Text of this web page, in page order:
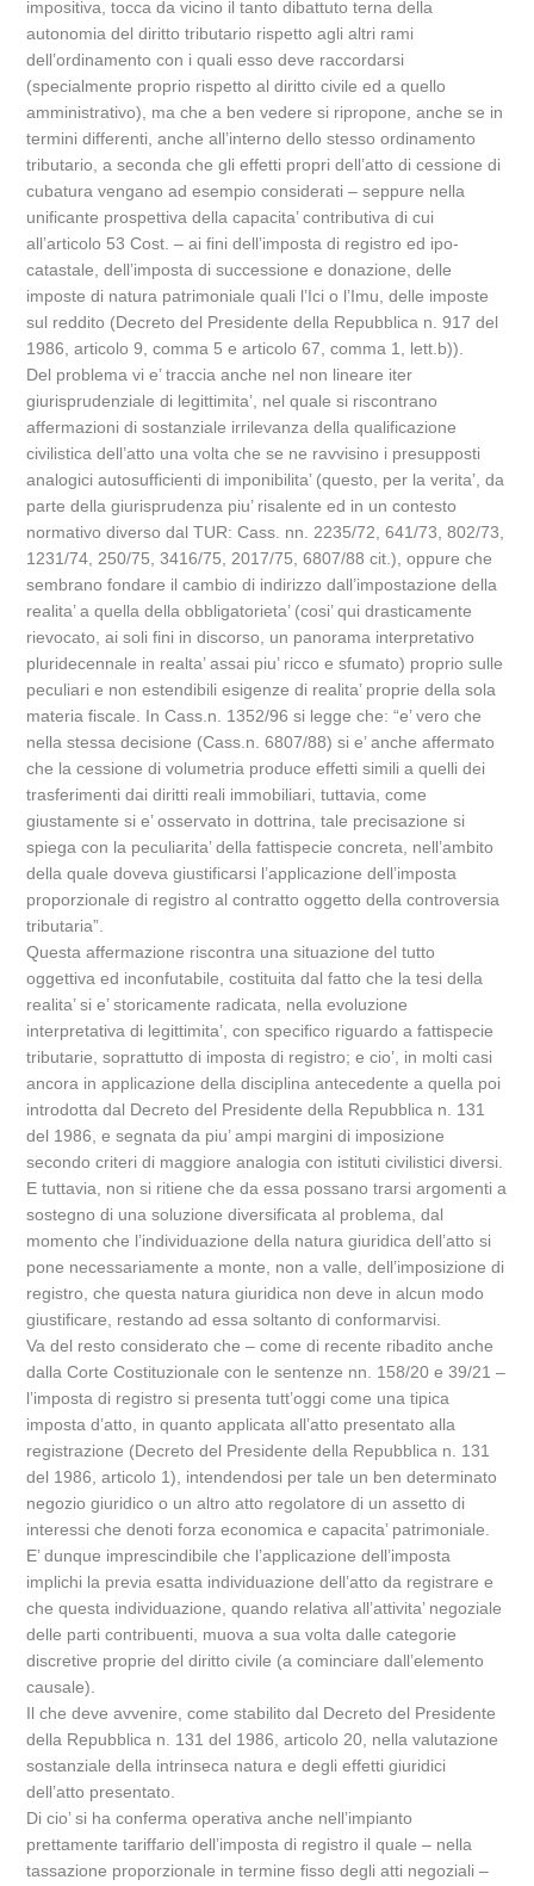
impositiva, tocca da vicino il tanto dibattuto terna della
autonomia del diritto tributario rispetto agli altri rami
dell’ordinamento con i quali esso deve raccordarsi
(specialmente proprio rispetto al diritto civile ed a quello
amministrativo), ma che a ben vedere si ripropone, anche se in
termini differenti, anche all’interno dello stesso ordinamento
tributario, a seconda che gli effetti propri dell’atto di cessione di
cubatura vengano ad esempio considerati – seppure nella
unificante prospettiva della capacita’ contributiva di cui
all’articolo 53 Cost. – ai fini dell’imposta di registro ed ipo-
catastale, dell’imposta di successione e donazione, delle
imposte di natura patrimoniale quali l’Ici o l’Imu, delle imposte
sul reddito (Decreto del Presidente della Repubblica n. 917 del
1986, articolo 9, comma 5 e articolo 67, comma 1, lett.b)).
Del problema vi e’ traccia anche nel non lineare iter
giurisprudenziale di legittimita’, nel quale si riscontrano
affermazioni di sostanziale irrilevanza della qualificazione
civilistica dell’atto una volta che se ne ravvisino i presupposti
analogici autosufficienti di imponibilita’ (questo, per la verita’, da
parte della giurisprudenza piu’ risalente ed in un contesto
normativo diverso dal TUR: Cass. nn. 2235/72, 641/73, 802/73,
1231/74, 250/75, 3416/75, 2017/75, 6807/88 cit.), oppure che
sembrano fondare il cambio di indirizzo dall’impostazione della
realita’ a quella della obbligatorieta’ (cosi’ qui drasticamente
rievocato, ai soli fini in discorso, un panorama interpretativo
pluridecennale in realta’ assai piu’ ricco e sfumato) proprio sulle
peculiari e non estendibili esigenze di realita’ proprie della sola
materia fiscale. In Cass.n. 1352/96 si legge che: “e’ vero che
nella stessa decisione (Cass.n. 6807/88) si e’ anche affermato
che la cessione di volumetria produce effetti simili a quelli dei
trasferimenti dai diritti reali immobiliari, tuttavia, come
giustamente si e’ osservato in dottrina, tale precisazione si
spiega con la peculiarita’ della fattispecie concreta, nell’ambito
della quale doveva giustificarsi l’applicazione dell’imposta
proporzionale di registro al contratto oggetto della controversia
tributaria”.
Questa affermazione riscontra una situazione del tutto
oggettiva ed inconfutabile, costituita dal fatto che la tesi della
realita’ si e’ storicamente radicata, nella evoluzione
interpretativa di legittimita’, con specifico riguardo a fattispecie
tributarie, soprattutto di imposta di registro; e cio’, in molti casi
ancora in applicazione della disciplina antecedente a quella poi
introdotta dal Decreto del Presidente della Repubblica n. 131
del 1986, e segnata da piu’ ampi margini di imposizione
secondo criteri di maggiore analogia con istituti civilistici diversi.
E tuttavia, non si ritiene che da essa possano trarsi argomenti a
sostegno di una soluzione diversificata al problema, dal
momento che l’individuazione della natura giuridica dell’atto si
pone necessariamente a monte, non a valle, dell’imposizione di
registro, che questa natura giuridica non deve in alcun modo
giustificare, restando ad essa soltanto di conformarvisi.
Va del resto considerato che – come di recente ribadito anche
dalla Corte Costituzionale con le sentenze nn. 158/20 e 39/21 –
l’imposta di registro si presenta tutt’oggi come una tipica
imposta d’atto, in quanto applicata all’atto presentato alla
registrazione (Decreto del Presidente della Repubblica n. 131
del 1986, articolo 1), intendendosi per tale un ben determinato
negozio giuridico o un altro atto regolatore di un assetto di
interessi che denoti forza economica e capacita’ patrimoniale.
E’ dunque imprescindibile che l’applicazione dell’imposta
implichi la previa esatta individuazione dell’atto da registrare e
che questa individuazione, quando relativa all’attivita’ negoziale
delle parti contribuenti, muova a sua volta dalle categorie
discretive proprie del diritto civile (a cominciare dall’elemento
causale).
Il che deve avvenire, come stabilito dal Decreto del Presidente
della Repubblica n. 131 del 1986, articolo 20, nella valutazione
sostanziale della intrinseca natura e degli effetti giuridici
dell’atto presentato.
Di cio’ si ha conferma operativa anche nell’impianto
prettamente tariffario dell’imposta di registro il quale – nella
tassazione proporzionale in termine fisso degli atti negoziali –